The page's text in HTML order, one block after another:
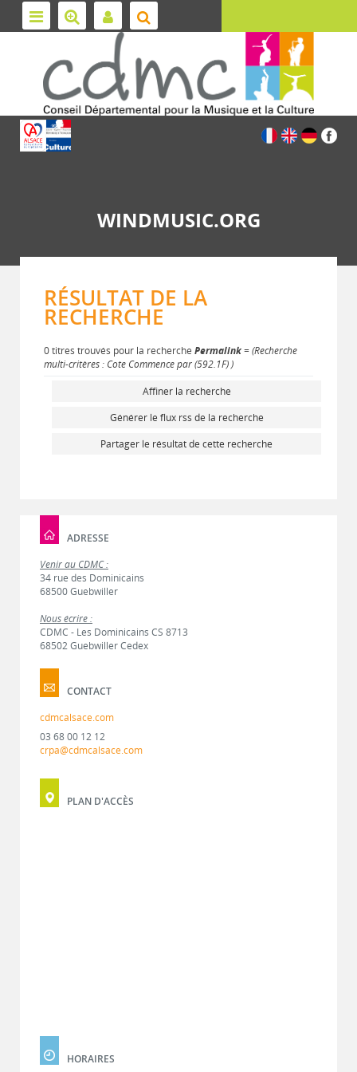
WINDMUSIC.ORG
RÉSULTAT DE LA
RECHERCHE
0 titres trouvés pour la recherche Permalink= (Recherche
multi-critères : Cote Commence par (592.1F) )
Affiner la recherche
Générer le flux rss de la recherche
Partager le résultat de cette recherche
ADRESSE
Venir au CDMC :
34 rue des Dominicains
68500 Guebwiller
Nous écrire :
CDMC - Les Dominicains CS 8713
68502 Guebwiller Cedex
CONTACT
cdmcalsace.com
03 68 00 12 12
crpa@cdmcalsace.com
PLAN D'ACCÈS
HORAIRES